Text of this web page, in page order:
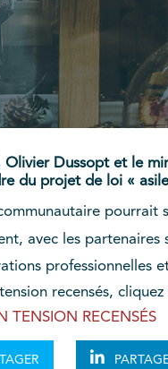
Dussopt et le
du projet de loi «
pourrait
avec les
recensés,
TENSION RECENSÉS